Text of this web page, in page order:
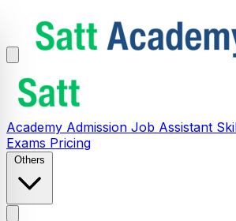
Academy Admission Job Assistant
Exams Pricing
Others